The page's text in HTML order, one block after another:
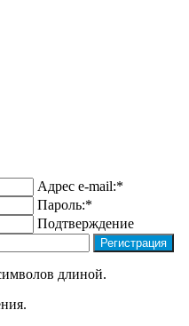
Адрес e-mail:*
Пароль:*
Подтверждение
длиной.